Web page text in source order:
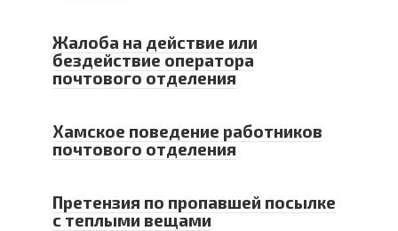
Жалоба на действие или
бездействие оператора
почтового отделения
Хамское поведение работников
почтового отделения
Претензия по пропавшей посылке
с теплыми вещами